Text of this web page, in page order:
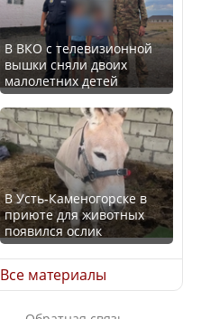
Трамп официально
вступил в должность
президента США
Луну признали объектом
культурного наследия,
находящегося под
угрозой исчезновения
В ВКО с телевизионной
вышки сняли двоих
малолетних детей
В Усть-Каменогорске в
приюте для животных
появился ослик
Все материалы